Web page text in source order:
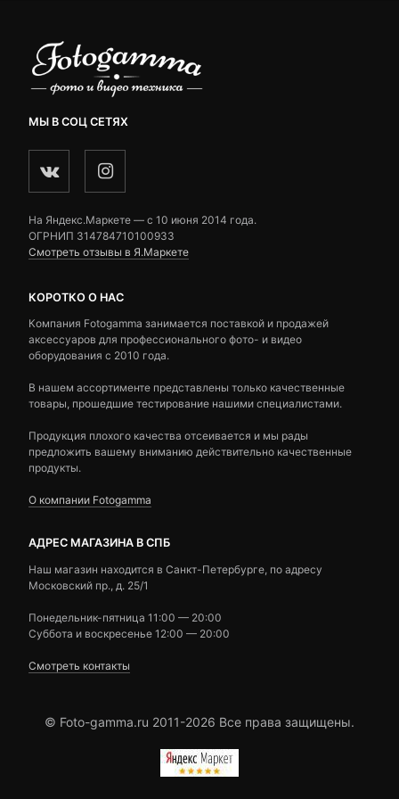
МЫ В СОЦ СЕТЯХ
На Яндекс.Маркете — c 10 июня 2014 года.
ОГРНИП 314784710100933
Смотреть отзывы в Я.Маркете
КОРОТКО О НАС
Компания Fotogamma занимается поставкой и продажей
аксессуаров для профессионального фото- и видео
оборудования с 2010 года.
В нашем ассортименте представлены только качественные
товары, прошедшие тестирование нашими специалистами.
Продукция плохого качества отсеивается и мы рады
предложить вашему вниманию действительно качественные
продукты.
О компании Fotogamma
АДРЕС МАГАЗИНА В СПБ
Наш магазин находится в Санкт-Петербурге, по адресу
Московский пр., д. 25/1
Понедельник-пятница 11:00 — 20:00
Суббота и воскресенье 12:00 — 20:00
Смотреть контакты
© Foto-gamma.ru 2011-2026 Все права защищены.